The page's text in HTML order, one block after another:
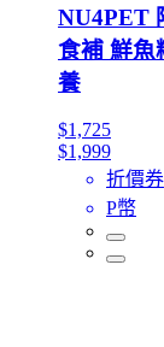
NU4PET
食補 鮮魚
養
$1,725
$1,999
折價券
P幣